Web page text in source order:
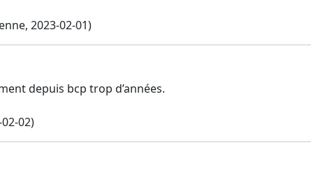
2023-02-01)
depuis bcp trop d’années.
02)